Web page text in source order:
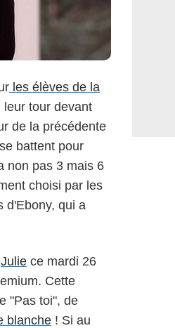
les élèves de la
leur tour devant
de la précédente
battent pour
non pas 3 mais 6
choisi par les
d'Ebony, qui a
Julie ce mardi 26
Cette
"Pas toi", de
blanche ! Si au